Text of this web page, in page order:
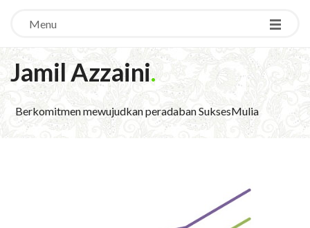
Menu
Jamil Azzaini.
Berkomitmen mewujudkan peradaban SuksesMulia